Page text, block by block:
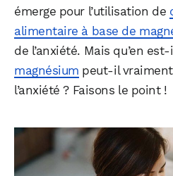
émerge pour l’utilisation de
alimentaire à base de
de l’anxiété. Mais qu’en
magnésium peut-il
l’anxiété ? Faisons le point !